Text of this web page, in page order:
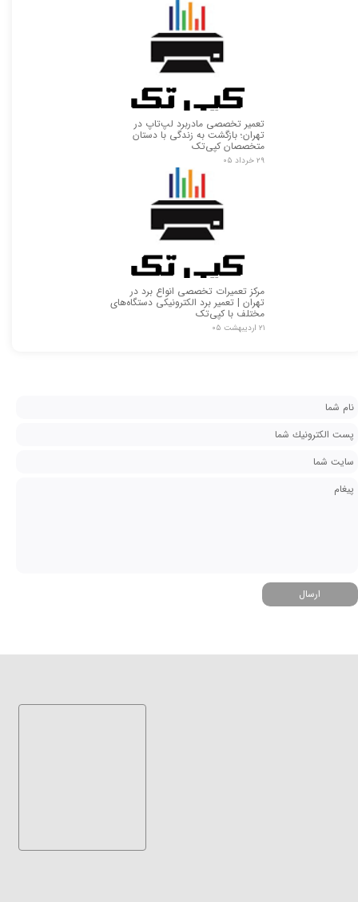
تعمیر تخصصی مادربرد لپ‌تاپ در
تهران؛ بازگشت به زندگی با دستان
متخصصان کپی‌تک
۲۹ خرداد ۰۵
مرکز تعمیرات تخصصی انواع برد در
تهران | تعمیر برد الکترونیکی دستگاه‌های
مختلف با کپی‌تک
۲۱ اردیبهشت ۰۵
ارسال